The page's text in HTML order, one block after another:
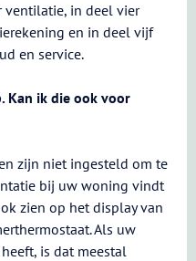
ventilatie, in deel vier
en in deel vijf
en service.
Kan ik die ook voor
zijn niet ingesteld om te
bij uw woning vindt
zien op het display van
Als uw
is dat meestal